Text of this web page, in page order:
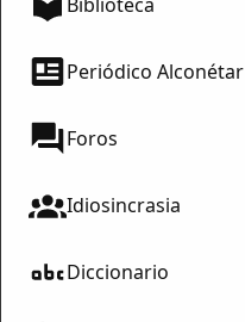
Periódico Alconétar
Foros
Idiosincrasia
Diccionario